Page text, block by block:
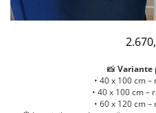
📸Variante
• 40 x 100 cm
• 40 x 100 cm –
• 60 x 120 cm